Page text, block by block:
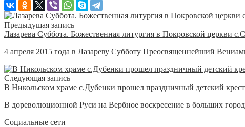
Предыдущая запись
Лазарева Суббота. Божественная литургия в Покровской церкви
4 апреля 2015 года в Лазареву Субботу Преосвященнейший
Следующая запись
В Никольском храме с.Дубенки прошел праздничный детский
В дореволюционной Руси на Вербное воскресение в больших
Социальные сети